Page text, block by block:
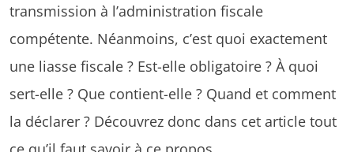
transmission à l’administration fiscale
compétente. Néanmoins, c’est quoi exactement
une liasse fiscale ? Est-elle obligatoire ? À quoi
sert-elle ? Que contient-elle ? Quand et comment
la déclarer ? Découvrez donc dans cet article tout